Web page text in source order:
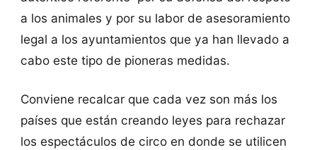
a los animales y por su labor de asesoramiento
legal a los ayuntamientos que ya han llevado a
cabo este tipo de pioneras medidas.
Conviene recalcar que cada vez son más los
países que están creando leyes para rechazar
los espectáculos de circo en donde se utilicen